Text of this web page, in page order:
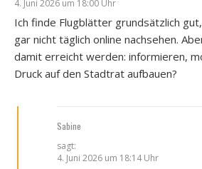
4. Juni 2026 um 18:00 Uhr
Ich fin­de Flug­blät­ter grund­sätz­lich
gar nicht täg­lich online nach­se­hen.
damit erreicht wer­den: infor­mie­ren,
Druck auf den Stadt­rat auf­bau­en?
Sabine
sagt:
4. Juni 2026 um 18:14 Uhr